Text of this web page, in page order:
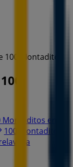
Montaditos
Montaditos en
100 Montaditos